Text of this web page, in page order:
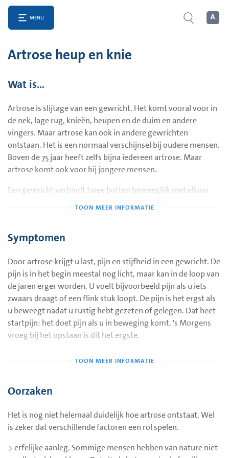
MENU
Artrose heup en knie
Wat is…
Artrose is slijtage van een gewricht. Het komt vooral voor in
de nek, lage rug, knieën, heupen en de duim en andere
vingers. Maar artrose kan ook in andere gewrichten
ontstaan. Het is een normaal verschijnsel bij oudere mensen.
Boven de 75 jaar heeft zelfs bijna iedereen artrose. Maar
artrose komt ook voor bij jongere mensen.
Een gewricht verbindt twee botten beweeglijk met elkaar.
artrose is het laagje kraakbeen dunner dan normaal of zelfs
daardoor pijn en is stijf.
Op jongere leeftijd hebben meer vrouwen dan mannen last
van artrose. Bij ouderen is dat verschil verdwenen. Medische
termen voor artrose zijn arthrosis deformans, osteoarthrosis
of osteoartrose.
Symptomen
Door artrose krijgt u last, pijn en stijfheid in een gewricht. De
pijn is in het begin meestal nog licht, maar kan in de loop van
de jaren erger worden. U voelt bijvoorbeeld pijn als u iets
zwaars draagt of een flink stuk loopt. De pijn is het ergst als
u beweegt nadat u rustig hebt gezeten of gelegen. Dat heet
startpijn: het doet pijn als u in beweging komt. 's Morgens
vroeg bij het opstaan is dit het ergste.
Oorzaken
Het is nog niet helemaal duidelijk hoe artrose ontstaat. Wel
is zeker dat verschillende factoren een rol spelen.
erfelijke aanleg. Sommige mensen hebben van nature niet